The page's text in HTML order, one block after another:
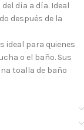
día a día. Ideal
después de la
ideal para quienes
o el baño. Sus
toalla de baño